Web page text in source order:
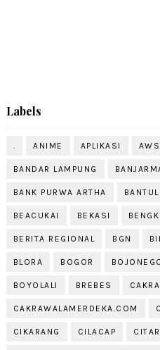
Labels
ANIME APLIKASI AWS
BANDAR LAMPUNG
BANK PURWA ARTHA BANTUL
BEACUKAI BEKASI
BERITA REGIONAL BGN
BLORA BOGOR
BOYOLALI BREBES
CAKRAWALAMERDEKA.COM
CIKARANG CILACAP